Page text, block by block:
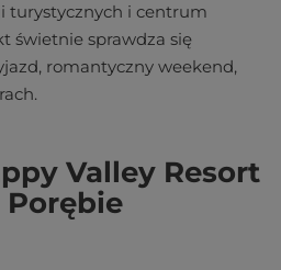
turystycznych i centrum
świetnie sprawdza się
romantyczny weekend,
Valley Resort